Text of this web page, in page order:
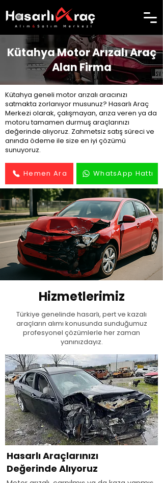
Kütahya Motor Arızalı Araç
Alan Firma
Kütahya geneli motor arızalı aracınızı
satmakta zorlanıyor musunuz? Hasarlı Araç
Merkezi olarak, çalışmayan, arıza veren ya da
motoru tamamen durmuş araçlarınızı
değerinde alıyoruz. Zahmetsiz satış süreci ve
anında ödeme ile size en iyi çözümü
sunuyoruz.
Hemen Ara WhatsApp Hattı
Hizmetlerimiz
Türkiye genelinde hasarlı, pert ve kazalı
araçların alımı konusunda sunduğumuz
profesyonel çözümlerle her zaman
yanınızdayız.
Hasarlı Araçlarınızı
Değerinde Alıyoruz